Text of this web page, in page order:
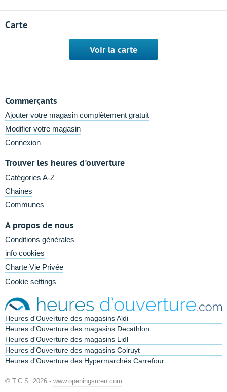
Carte
Voir la carte
Commerçants
Ajouter votre magasin complètement gratuit
Modifier votre magasin
Connexion
Trouver les heures d'ouverture
Catégories A-Z
Chaines
Communes
A propos de nous
Conditions générales
info cookies
Charte Vie Privée
Cookie settings
Heures d'Ouverture des magasins Aldi
Heures d'Ouverture des magasins Decathlon
Heures d'Ouverture des magasins Lidl
Heures d'Ouverture des magasins Colruyt
Heures d'Ouverture des Hypermarchés Carrefour
© T.C.S. 2026 - www.openingsuren.com